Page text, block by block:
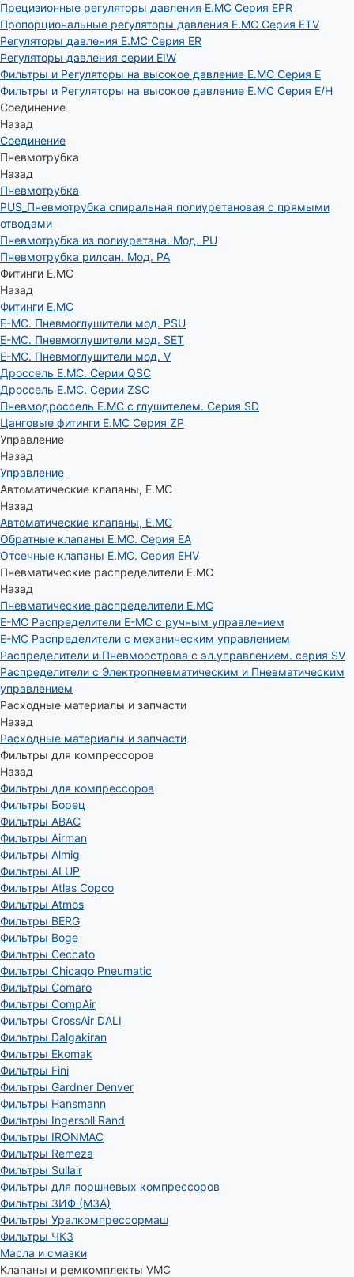
Прецизионные регуляторы давления E.MC Серия EPR
Пропорциональные регуляторы давления E.MC Серия ETV
Регуляторы давления E.MC Серия ER
Регуляторы давления серии EIW
Фильтры и Регуляторы на высокое давление E.MC Серия E
Фильтры и Регуляторы на высокое давление E.MC Серия E/H
Соединение
Назад
Соединение
Пневмотрубка
Назад
Пневмотрубка
PUS_Пневмотрубка спиральная полиуретановая с прямыми
отводами
Пневмотрубка из полиуретана. Мод. РU
Пневмотрубка рилсан. Мод. PA
Фитинги E.MC
Назад
Фитинги E.MC
E-MC. Пневмоглушители мод. PSU
E-MC. Пневмоглушители мод. SET
E-MC. Пневмоглушители мод. V
Дроссель E.MC. Серии QSC
Дроссель E.MC. Серии ZSC
Пневмодроссель E.MC с глушителем. Серия SD
Цанговые фитинги E.MC Серия ZP
Управление
Назад
Управление
Автоматические клапаны, Е.МС
Назад
Автоматические клапаны, Е.МС
Обратные клапаны E.MC. Серия EA
Отсечные клапаны E.MC. Серия EHV
Пневматические распределители E.MC
Назад
Пневматические распределители E.MC
E-MC Распределители E-MC с ручным управлением
E-MC Распределители с механическим управлением
Распределители и Пневмоострова с эл.управлением. серия SV
Распределители с Электропневматическим и Пневматическим
управлением
Расходные материалы и запчасти
Назад
Расходные материалы и запчасти
Фильтры для компрессоров
Назад
Фильтры для компрессоров
Фильтры Борец
Фильтры ABAC
Фильтры Airman
Фильтры Almig
Фильтры ALUP
Фильтры Atlas Copco
Фильтры Atmos
Фильтры BERG
Фильтры Boge
Фильтры Ceccato
Фильтры Chicago Pneumatic
Фильтры Comaro
Фильтры CompAir
Фильтры CrossAir DALI
Фильтры Dalgakiran
Фильтры Ekomak
Фильтры Fini
Фильтры Gardner Denver
Фильтры Hansmann
Фильтры Ingersoll Rand
Фильтры IRONMAC
Фильтры Remeza
Фильтры Sullair
Фильтры для поршневых компрессоров
Фильтры ЗИФ (МЗА)
Фильтры Уралкомпрессормаш
Фильтры ЧКЗ
Масла и смазки
Клапаны и ремкомплекты VMC